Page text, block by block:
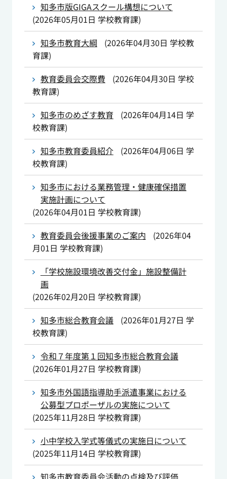
知多市版GIGAスクール構想について
(2026年05月01日 学校教育課)
知多市教育大綱
(2026年04月30日 学校教
育課)
教育委員会交際費
(2026年04月30日 学校
教育課)
知多市のめざす教育
(2026年04月14日 学
校教育課)
知多市教育委員紹介
(2026年04月06日 学
校教育課)
知多市における業務管理・健康確保措置
実施計画について
(2026年04月01日 学校教育課)
教育委員会後援事業のご案内
(2026年04
月01日 学校教育課)
「学校施設環境改善交付金」施設整備計
画
(2026年02月20日 学校教育課)
知多市総合教育会議
(2026年01月27日 学
校教育課)
令和７年度第１回知多市総合教育会議
(2026年01月27日 学校教育課)
知多市外国語指導助手派遣事業における
公募型プロポーザルの実施について
(2025年11月28日 学校教育課)
小中学校入学式等儀式の実施日について
(2025年11月14日 学校教育課)